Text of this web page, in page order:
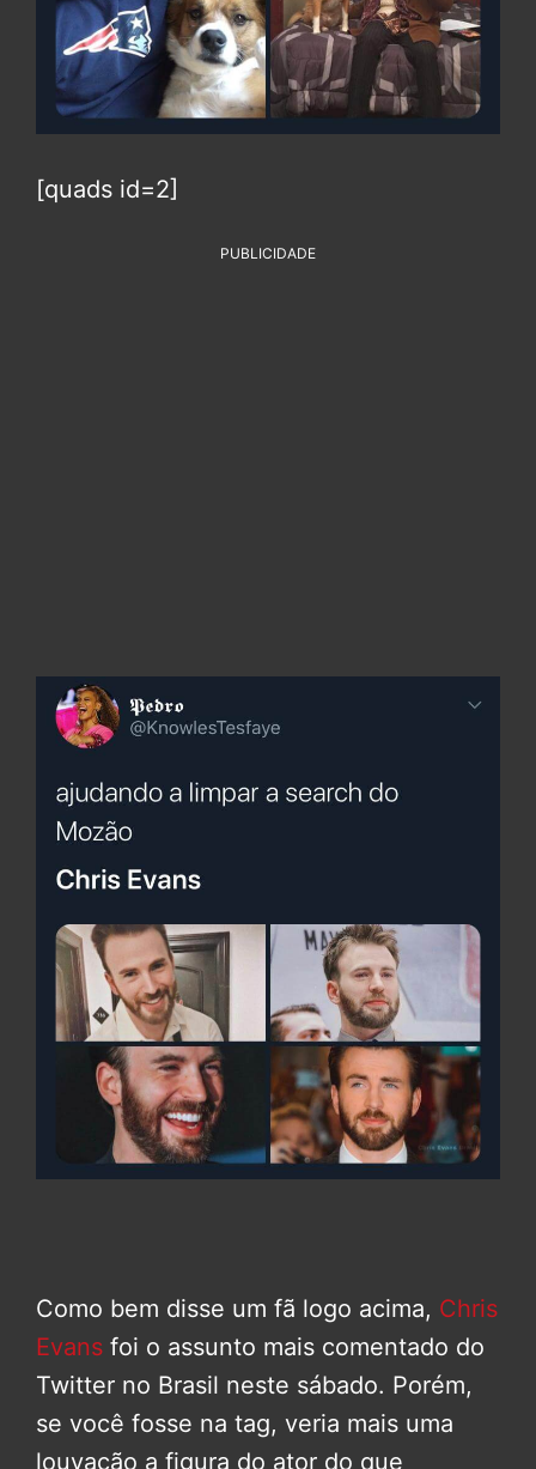
[quads id=2]
PUBLICIDADE
Como bem disse um fã logo acima, Chris
Evans foi o assunto mais comentado do
Twitter no Brasil neste sábado. Porém,
se você fosse na tag, veria mais uma
louvação a figura do ator do que